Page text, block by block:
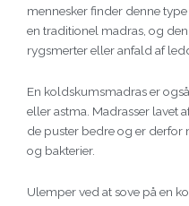
mennesker finder denne
en traditionel madras, og
rygsmerter eller anfald af
En koldskumsmadras er
eller astma. Madrasser lavet
de puster bedre og er derfor
og bakterier.
Ulemper ved at sove på en